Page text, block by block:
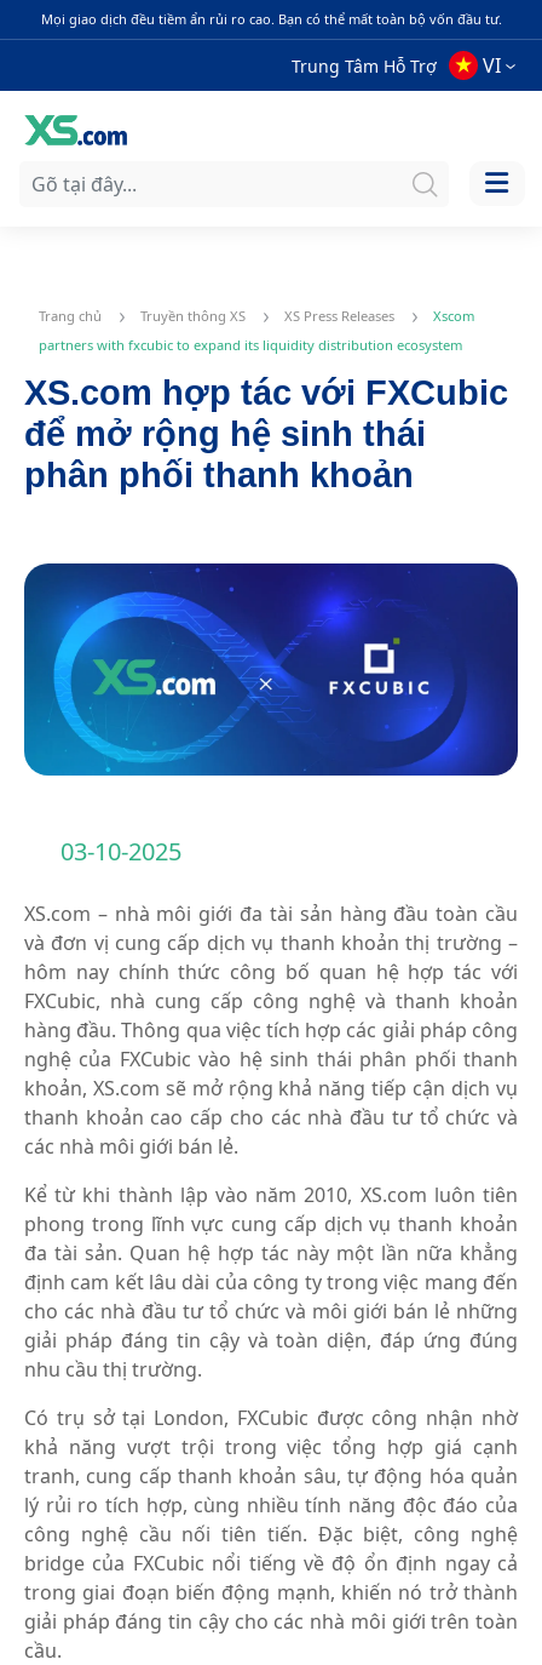
Mọi giao dịch đều tiềm ẩn rủi ro cao. Bạn có thể mất toàn bộ vốn đầu tư.
Trung Tâm Hỗ Trợ VI
Trang chủ Truyền thông XS XS Press Releases
Xscom
partners with fxcubic to expand its liquidity distribution ecosystem
XS.com hợp tác với FXCubic
để mở rộng hệ sinh thái
phân phối thanh khoản
03-10-2025
XS.com – nhà môi giới đa tài sản hàng đầu toàn cầu
và đơn vị cung cấp dịch vụ thanh khoản thị trường –
hôm nay chính thức công bố quan hệ hợp tác với
FXCubic, nhà cung cấp công nghệ và thanh khoản
hàng đầu. Thông qua việc tích hợp các giải pháp công
nghệ của FXCubic vào hệ sinh thái phân phối thanh
khoản, XS.com sẽ mở rộng khả năng tiếp cận dịch vụ
thanh khoản cao cấp cho các nhà đầu tư tổ chức và
các nhà môi giới bán lẻ.
Kể từ khi thành lập vào năm 2010, XS.com luôn tiên
phong trong lĩnh vực cung cấp dịch vụ thanh khoản
đa tài sản. Quan hệ hợp tác này một lần nữa khẳng
định cam kết lâu dài của công ty trong việc mang đến
cho các nhà đầu tư tổ chức và môi giới bán lẻ những
giải pháp đáng tin cậy và toàn diện, đáp ứng đúng
nhu cầu thị trường.
Có trụ sở tại London, FXCubic được công nhận nhờ
khả năng vượt trội trong việc tổng hợp giá cạnh
tranh, cung cấp thanh khoản sâu, tự động hóa quản
lý rủi ro tích hợp, cùng nhiều tính năng độc đáo của
công nghệ cầu nối tiên tiến. Đặc biệt, công nghệ
bridge của FXCubic nổi tiếng về độ ổn định ngay cả
trong giai đoạn biến động mạnh, khiến nó trở thành
giải pháp đáng tin cậy cho các nhà môi giới trên toàn
cầu.